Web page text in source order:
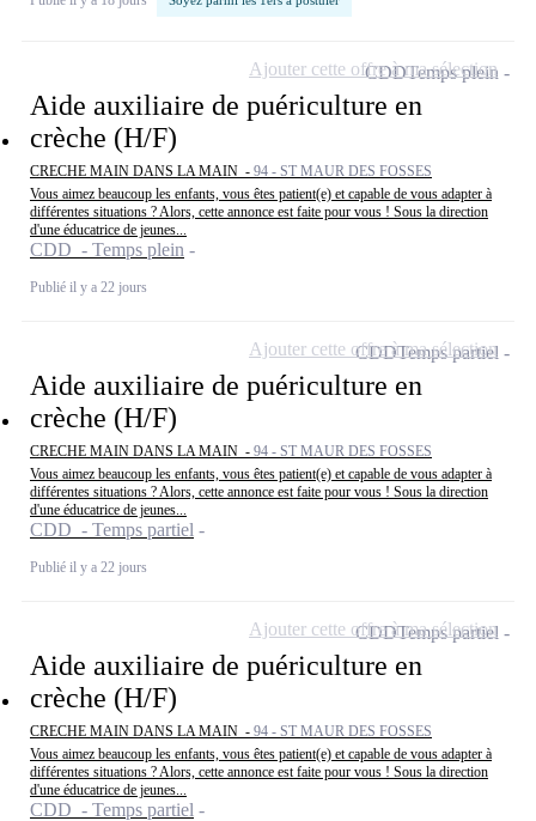
Aide auxiliaire de puériculture en
crèche (H/F)
CRECHE MAIN DANS LA MAIN - 94 - ST MAUR DES FOSSES
Vous aimez beaucoup les enfants, vous êtes patient(e) et capable de vous adapter à
différentes situations ? Alors, cette annonce est faite pour vous ! Sous la direction
d'une éducatrice de jeunes...
CDD - Temps plein
Publié il y a 22 jours
CDDTemps plein
Ajouter cette offre à ma sélection
Aide auxiliaire de puériculture en
crèche (H/F)
CRECHE MAIN DANS LA MAIN - 94 - ST MAUR DES FOSSES
Vous aimez beaucoup les enfants, vous êtes patient(e) et capable de vous adapter à
différentes situations ? Alors, cette annonce est faite pour vous ! Sous la direction
d'une éducatrice de jeunes...
CDD - Temps partiel
Publié il y a 22 jours
CDDTemps partiel
Ajouter cette offre à ma sélection
Aide auxiliaire de puériculture en
crèche (H/F)
CRECHE MAIN DANS LA MAIN - 94 - ST MAUR DES FOSSES
Vous aimez beaucoup les enfants, vous êtes patient(e) et capable de vous adapter à
différentes situations ? Alors, cette annonce est faite pour vous ! Sous la direction
d'une éducatrice de jeunes...
CDD - Temps partiel
CDDTemps partiel
Ajouter cette offre à ma sélection